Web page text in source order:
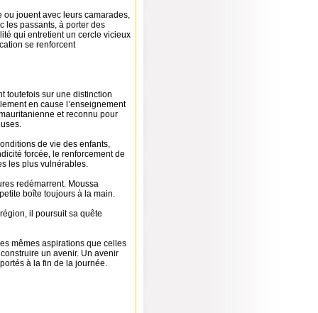
ou jouent avec leurs camarades,
les passants, à porter des
qui entretient un cercle vicieux
se renforcent
toutefois sur une distinction
en cause l’enseignement
et reconnu pour
de vie des enfants,
forcée, le renforcement de
les plus vulnérables.
redémarrent. Moussa
boîte toujours à la main.
il poursuit sa quête
mêmes aspirations que celles
un avenir. Un avenir
à la fin de la journée.